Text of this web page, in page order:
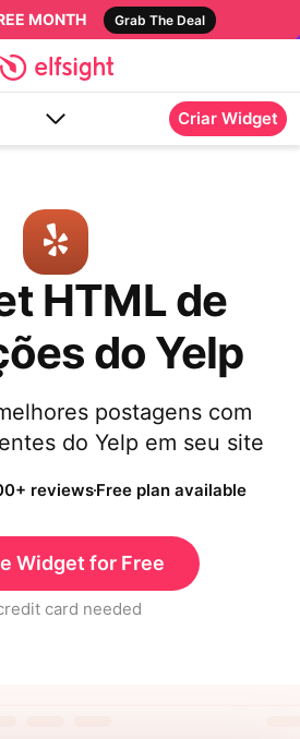
MONTH Grab The Deal
Criar Widget
HTML de
do Yelp
postagens com
do Yelp em seu site
reviewsFree plan available
Widget for Free
card needed